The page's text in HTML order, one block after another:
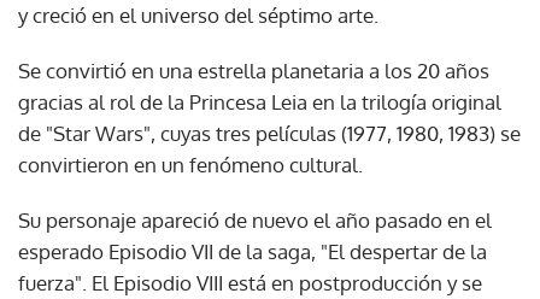
y creció en el universo del séptimo arte.
Se convirtió en una estrella planetaria a los 20 años
gracias al rol de la Princesa Leia en la trilogía original
de "Star Wars", cuyas tres películas (1977, 1980, 1983) se
convirtieron en un fenómeno cultural.
Su personaje apareció de nuevo el año pasado en el
esperado Episodio VII de la saga, "El despertar de la
fuerza". El Episodio VIII está en postproducción y se